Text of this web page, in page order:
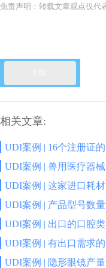
免责声明：转载文章观点仅代
相关文章:
UDI案例 | 16个注册证
UDI案例 | 兽用医疗器
UDI案例 | 这家进口耗
UDI案例 | 产品型号数
UDI案例 | 出口的口腔
UDI案例 | 有出口需求
UDI案例 | 隐形眼镜产